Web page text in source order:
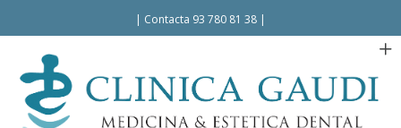
| Contacta 93 780 81 38 |